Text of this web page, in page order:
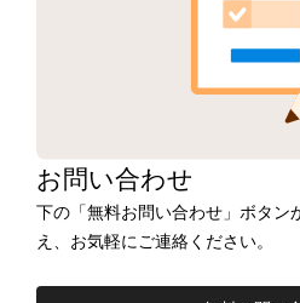
お問い合わせ
下の「無料お問い合わせ」ボタン
え、お気軽にご連絡ください。